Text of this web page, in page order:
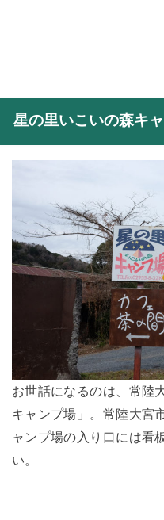
星の里いこいの森キ
お世話になるのは、常陸
キャンプ場」。常陸大宮
ャンプ場の入り口には看
い。